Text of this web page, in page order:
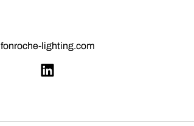
fonroche-lighting.com